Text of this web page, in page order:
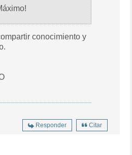
conocimiento y
Responder Citar